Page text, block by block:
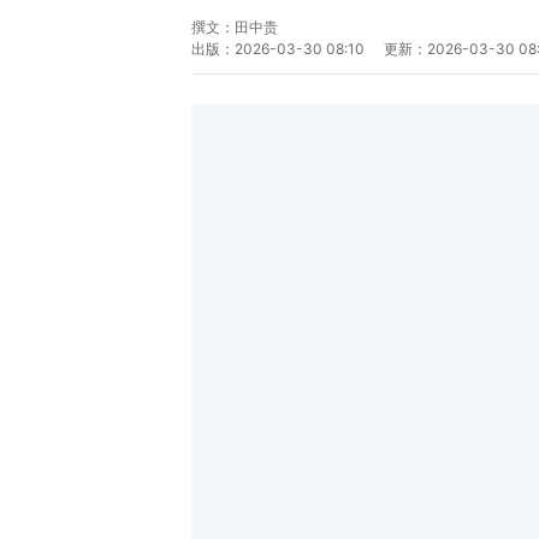
撰文： 田中贵
出版： 2026-03-30 08:10 更新： 2026-03-30